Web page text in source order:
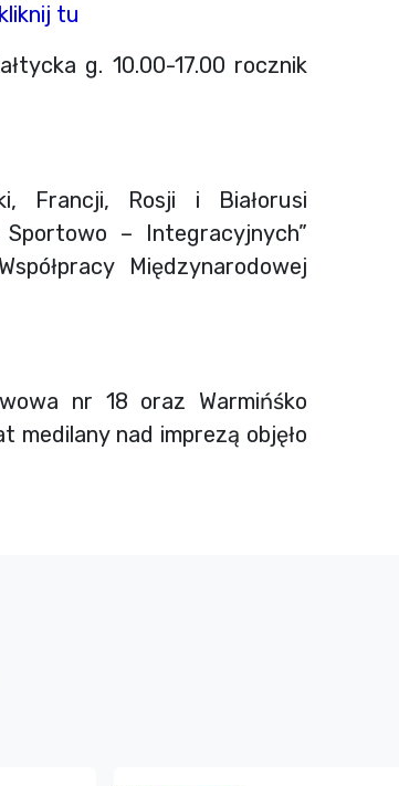
kliknij tu
g. 10.00-17.00 rocznik
Francji, Rosji i Białorusi
– Integracyjnych”
Międzynarodowej
nr 18 oraz Warmińśko
medilany nad imprezą objęło